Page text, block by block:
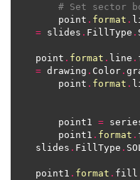
# Set sector
    point
. format .
= slides . FillType .
point . format . line .
= drawing . Color .
    point
. format .
    point1
=
    point1
. format .
slides . FillType .
point1 . format . fill